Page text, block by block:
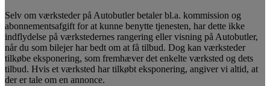
Selv om værksteder på Autobutler betaler bl.a. kommission og
abonnementsafgift for at kunne benytte tjenesten, har dette ikke
indflydelse på værkstedernes rangering eller visning på Autobutler,
når du som bilejer har bedt om at få tilbud. Dog kan værksteder
tilkøbe eksponering, som fremhæver det enkelte værksted og dets
tilbud. Hvis et værksted har tilkøbt eksponering, angiver vi altid, at
der er tale om en annonce.